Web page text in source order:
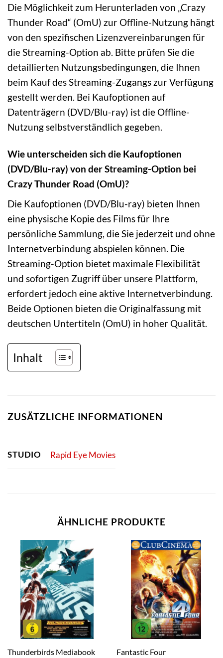
Die Möglichkeit zum Herunterladen von „Crazy
Thunder Road“ (OmU) zur Offline-Nutzung hängt
von den spezifischen Lizenzvereinbarungen für
die Streaming-Option ab. Bitte prüfen Sie die
detaillierten Nutzungsbedingungen, die Ihnen
beim Kauf des Streaming-Zugangs zur Verfügung
gestellt werden. Bei Kaufoptionen auf
Datenträgern (DVD/Blu-ray) ist die Offline-
Nutzung selbstverständlich gegeben.
Wie unterscheiden sich die Kaufoptionen
(DVD/Blu-ray) von der Streaming-Option bei
Crazy Thunder Road (OmU)?
Die Kaufoptionen (DVD/Blu-ray) bieten Ihnen
eine physische Kopie des Films für Ihre
persönliche Sammlung, die Sie jederzeit und ohne
Internetverbindung abspielen können. Die
Streaming-Option bietet maximale Flexibilität
und sofortigen Zugriff über unsere Plattform,
erfordert jedoch eine aktive Internetverbindung.
Beide Optionen bieten die Originalfassung mit
deutschen Untertiteln (OmU) in hoher Qualität.
Inhalt
ZUSÄTZLICHE INFORMATIONEN
STUDIO Rapid Eye Movies
ÄHNLICHE PRODUKTE
Thunderbirds Mediabook
Fantastic Four